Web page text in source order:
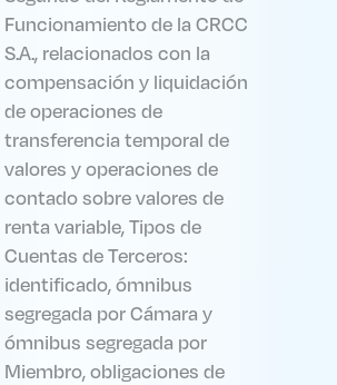
Funcionamiento de la CRCC
S.A., relacionados con la
compensación y liquidación
de operaciones de
transferencia temporal de
valores y operaciones de
contado sobre valores de
renta variable, Tipos de
Cuentas de Terceros:
identificado, ómnibus
segregada por Cámara y
ómnibus segregada por
Miembro, obligaciones de